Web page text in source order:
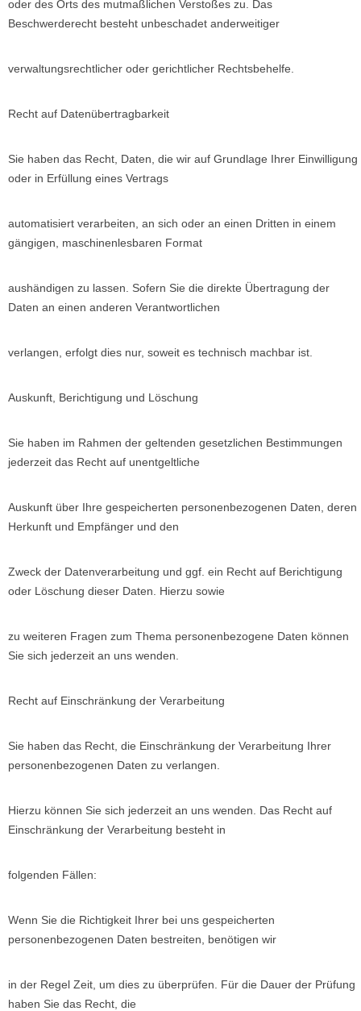
oder des Orts des mutmaßlichen Verstoßes zu. Das
Beschwerderecht besteht unbeschadet anderweitiger
verwaltungsrechtlicher oder gerichtlicher Rechtsbehelfe.
Recht auf Datenübertragbarkeit
Sie haben das Recht, Daten, die wir auf Grundlage Ihrer Einwilligung
oder in Erfüllung eines Vertrags
automatisiert verarbeiten, an sich oder an einen Dritten in einem
gängigen, maschinenlesbaren Format
aushändigen zu lassen. Sofern Sie die direkte Übertragung der
Daten an einen anderen Verantwortlichen
verlangen, erfolgt dies nur, soweit es technisch machbar ist.
Auskunft, Berichtigung und Löschung
Sie haben im Rahmen der geltenden gesetzlichen Bestimmungen
jederzeit das Recht auf unentgeltliche
Auskunft über Ihre gespeicherten personenbezogenen Daten, deren
Herkunft und Empfänger und den
Zweck der Datenverarbeitung und ggf. ein Recht auf Berichtigung
oder Löschung dieser Daten. Hierzu sowie
zu weiteren Fragen zum Thema personenbezogene Daten können
Sie sich jederzeit an uns wenden.
Recht auf Einschränkung der Verarbeitung
Sie haben das Recht, die Einschränkung der Verarbeitung Ihrer
personenbezogenen Daten zu verlangen.
Hierzu können Sie sich jederzeit an uns wenden. Das Recht auf
Einschränkung der Verarbeitung besteht in
folgenden Fällen:
Wenn Sie die Richtigkeit Ihrer bei uns gespeicherten
personenbezogenen Daten bestreiten, benötigen wir
in der Regel Zeit, um dies zu überprüfen. Für die Dauer der Prüfung
haben Sie das Recht, die